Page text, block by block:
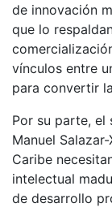
de innovación
que lo
vínculos entre
para convertir
Por su parte, el
Manuel
Caribe
intelectual
de desarrollo